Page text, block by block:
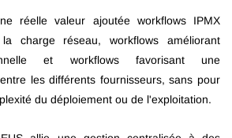
réelle valeur ajoutée workflows IPMX
charge réseau, workflows améliorant
et workflows favorisant une
les différents fournisseurs, sans pour
du déploiement ou de l'exploitation.